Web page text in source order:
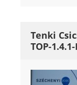
Tenki
TOP-